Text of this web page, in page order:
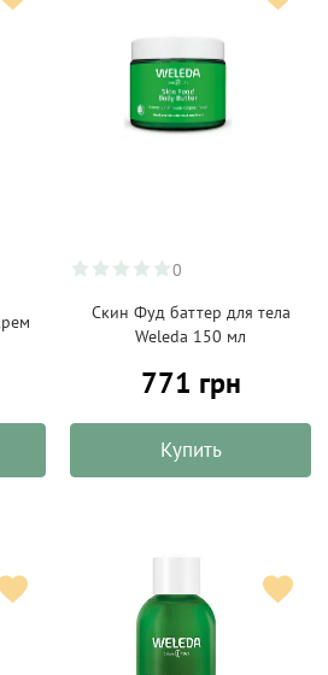
0
Скин Фуд баттер для тела
Weleda 150 мл
771 грн
Купить